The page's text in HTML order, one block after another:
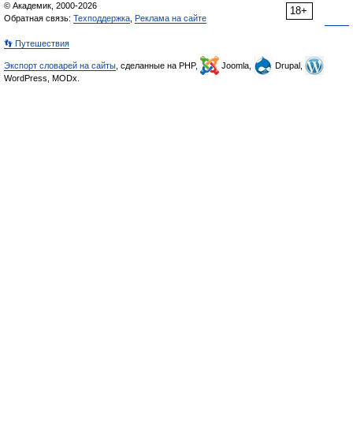
18+
© Академик, 2000-2026
Обратная связь: Техподдержка Реклама на сайте
👣 Путешествия
Экспорт словарей на сайты , сделанные на PHP, Joomla,
Drupal,
WordPress, MODx.